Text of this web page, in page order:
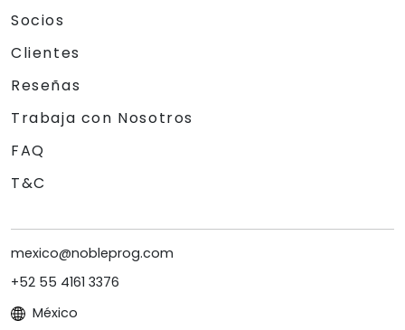
Socios
Clientes
Reseñas
Trabaja con Nosotros
FAQ
T&C
mexico@nobleprog.com
+52 55 4161 3376
México